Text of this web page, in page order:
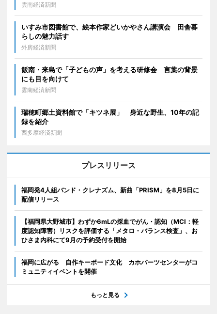
雲南経済新聞
いすみ市図書館で、絵本作家どいかやさん講演会 田舎暮
らしの魅力話す
外房経済新聞
飯南・来島で「子どもの声」を考える研修会 言葉の背景
にも目を向けて
雲南経済新聞
瑞穂町郷土資料館で「キツネ展」 身近な野生、10年の記
録を紹介
西多摩経済新聞
プレスリリース
福岡発4人組バンド・クレナズム、新曲「PRISM」を8月5日に
配信リリース
【福岡県大野城市】わずか6mLの採血でがん・認知（MCI：軽
度認知障害）リスクを評価する「メタロ・バランス検査」、お
ひさま内科にて9月の予約受付を開始
福岡に広がる 自作キーボード文化 カホパーツセンターがコ
ミュニティイベントを開催
もっと見る